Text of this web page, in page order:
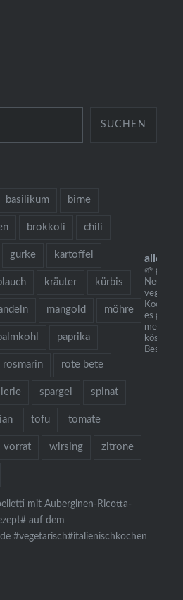
SUCHEN
basilikum birne
brokkoli chili
gurke kartoffel
kräuter kürbis
mangold möhre
paprika
rosmarin rote bete
spargel spinat
tofu tomate
vorrat wirsing zitrone
🌱 grow
Neu:
es gibt
mehr als